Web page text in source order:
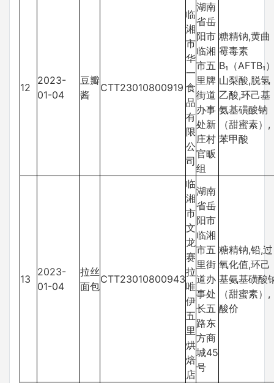
12
2023-
01-04
豆瓣
酱
CTT23010800919
临
湘
市
华
一
食
品
有
限
公
司
湖南
省岳
阳市
临湘
市五
里牌
街道
办事
处新
庄村
官畈
组
糖精钠,黄曲
霉毒素
B₁（AFTB₁
山梨酸,脱氢
乙酸,环己基
氨基磺酸钠
（甜蜜素）,
苯甲酸
13
2023-
01-04
拉丝
面包
CTT23010800943
临
湘
市
文
龙
赛
拉
唯
伊
五
里
烘
焙
店
湖南
省岳
阳市
临湘
市五
里街
道办
事处
长五
路东
方商
城45
号
糖精钠,铅,过
氧化值,环己
基氨基磺酸
（甜蜜素）,
酸价